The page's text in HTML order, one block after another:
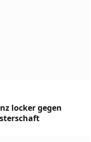
locker gegen